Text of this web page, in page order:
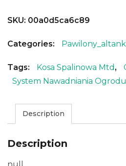
SKU: 00a0d5ca6c89
Categories:
Tags: Kosa Spalinowa Mtd ,
System Nawadniania
Description
Description